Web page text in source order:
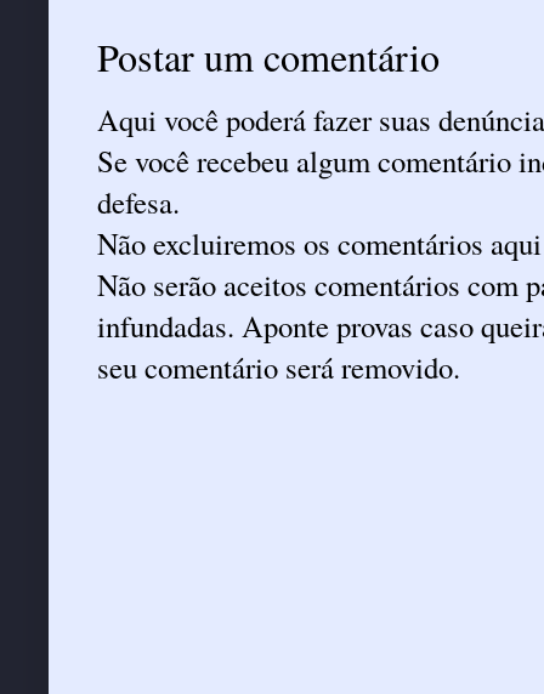
Postar um comentário
Aqui você poderá fazer suas
Se você recebeu algum comentário
defesa.
Não excluiremos os comentários
Não serão aceitos comentários com
infundadas. Aponte provas caso
seu comentário será removido.